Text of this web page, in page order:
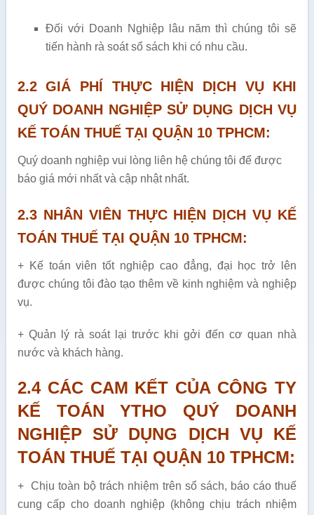
Đối với Doanh Nghiệp lâu năm thì chúng tôi sẽ
tiến hành rà soát sổ sách khi có nhu cầu.
2.2 GIÁ PHÍ THỰC HIỆN DỊCH VỤ KHI
QUÝ DOANH NGHIỆP SỬ DỤNG DỊCH VỤ
KẾ TOÁN THUẾ TẠI QUẬN 10 TPHCM:
Quý doanh nghiệp vui lòng liên hệ chúng tôi để được
báo giá mới nhất và cập nhật nhất.
2.3 NHÂN VIÊN THỰC HIỆN DỊCH VỤ KẾ
TOÁN THUẾ TẠI QUẬN 10 TPHCM:
+ Kế toán viên tốt nghiệp cao đẳng, đại học trở lên
được chúng tôi đào tạo thêm về kinh nghiệm và nghiệp
vụ.
+ Quản lý rà soát lại trước khi gởi đến cơ quan nhà
nước và khách hàng.
2.4 CÁC CAM KẾT CỦA CÔNG TY
KẾ TOÁN YTHO QUÝ DOANH
NGHIỆP SỬ DỤNG DỊCH VỤ KẾ
TOÁN THUẾ TẠI QUẬN 10 TPHCM:
+ Chịu toàn bộ trách nhiệm trên sổ sách, báo cáo thuế
cung cấp cho doanh nghiệp (không chịu trách nhiệm